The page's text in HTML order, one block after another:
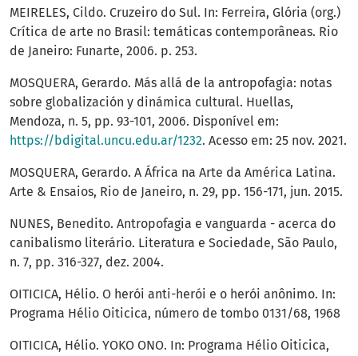
MEIRELES, Cildo. Cruzeiro do Sul. In: Ferreira, Glória (org.)
Crítica de arte no Brasil: temáticas contemporâneas. Rio
de Janeiro: Funarte, 2006. p. 253.
MOSQUERA, Gerardo. Más allá de la antropofagia: notas
sobre globalización y dinámica cultural. Huellas,
Mendoza, n. 5, pp. 93-101, 2006. Disponível em:
https://bdigital.uncu.edu.ar/1232. Acesso em: 25 nov. 2021.
MOSQUERA, Gerardo. A África na Arte da América Latina.
Arte & Ensaios, Rio de Janeiro, n. 29, pp. 156-171, jun. 2015.
NUNES, Benedito. Antropofagia e vanguarda - acerca do
canibalismo literário. Literatura e Sociedade, São Paulo,
n. 7, pp. 316-327, dez. 2004.
OITICICA, Hélio. O herói anti-herói e o herói anônimo. In:
Programa Hélio Oiticica, número de tombo 0131/68, 1968
OITICICA, Hélio. YOKO ONO. In: Programa Hélio Oiticica,